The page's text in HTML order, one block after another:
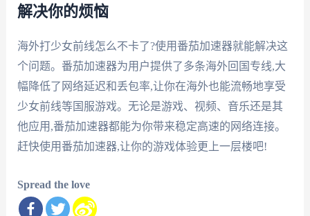
解决你的烦恼
海外打少女前线怎么不卡了?使用番茄加速器就能解决这
个问题。番茄加速器为用户提供了多条海外回国专线,大
幅降低了网络延迟和丢包率,让你在海外也能流畅地享受
少女前线等国服游戏。无论是游戏、视频、音乐还是其
他应用,番茄加速器都能为你带来稳定高速的网络连接。
赶快使用番茄加速器,让你的游戏体验更上一层楼吧!
Spread the love